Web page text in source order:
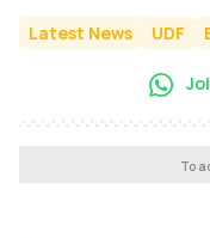
Latest News UDF
To